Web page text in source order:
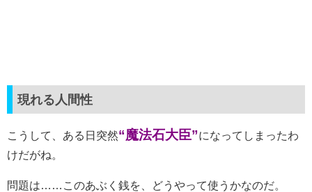
現れる人間性
こうして、ある日突然“魔法石大臣”になってしまったわ
けだがね。
問題は……このあぶく銭を、どうやって使うかなのだ。